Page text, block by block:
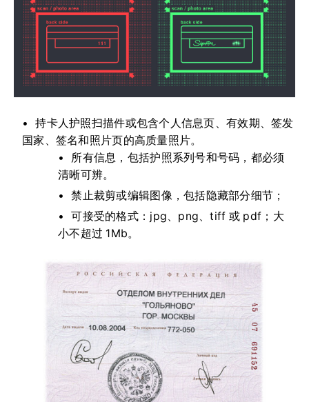
持卡人护照扫描件或包含个人信息页、有效期、签发
国家、签名和照片页的高质量照片。
所有信息，包括护照系列号和号码，都必须
清晰可辨。
禁止裁剪或编辑图像，包括隐藏部分细节；
可接受的格式：jpg、png、tiff 或 pdf；大
小不超过 1Mb。